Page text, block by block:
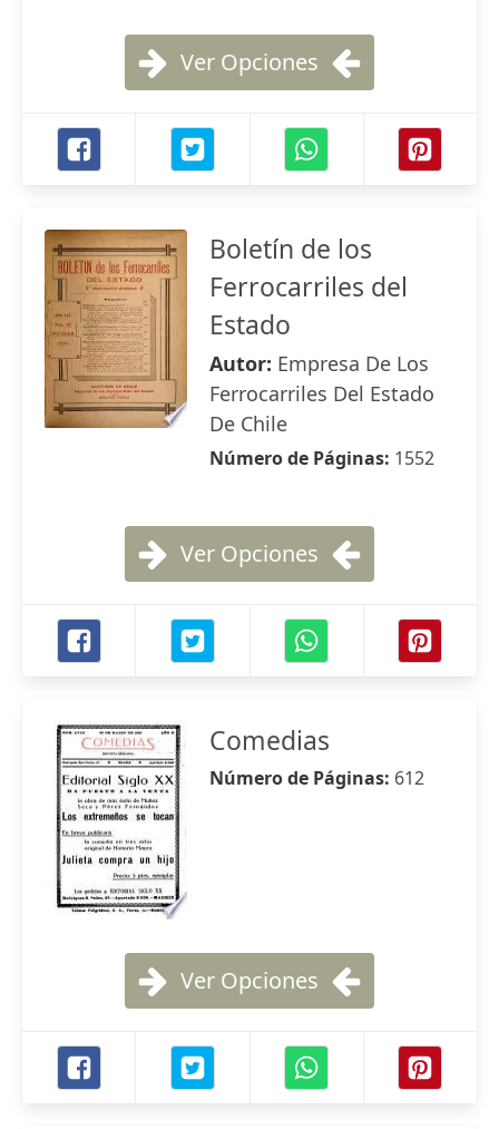
Ver Opciones
Boletín de los
Ferrocarriles del
Estado
Autor: Empresa De Los
Ferrocarriles Del Estado
De Chile
Número de Páginas: 1552
Ver Opciones
Comedias
Número de Páginas: 612
Ver Opciones